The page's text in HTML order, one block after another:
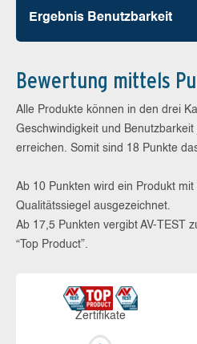
Ergebnis Benutz­barkeit
Bewertung mittels
Alle Produkte können in den drei
Geschwindigkeit und
erreichen. Somit sind 18 Punkte
Ab 10 Punkten wird ein Produkt mit
Qualitätssiegel ausgezeichnet.
Ab 17,5 Punkten vergibt AV-TEST
“Top Product”.
Zerti­fikate